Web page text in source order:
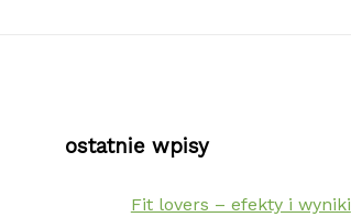
ostatnie wpisy
Fit lovers – efekty i wyniki